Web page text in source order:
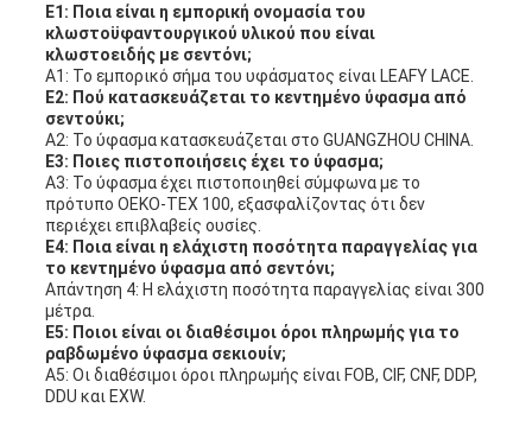
Ε1: Ποια είναι η εμπορική ονομασία του
κλωστοϋφαντουργικού υλικού που είναι
κλωστοειδής με σεντόνι;
Α1: Το εμπορικό σήμα του υφάσματος είναι LEAFY LACE.
Ε2: Πού κατασκευάζεται το κεντημένο ύφασμα από
σεντούκι;
Α2: Το ύφασμα κατασκευάζεται στο GUANGZHOU CHINA.
Ε3: Ποιες πιστοποιήσεις έχει το ύφασμα;
Α3: Το ύφασμα έχει πιστοποιηθεί σύμφωνα με το
πρότυπο OEKO-TEX 100, εξασφαλίζοντας ότι δεν
περιέχει επιβλαβείς ουσίες.
Ε4: Ποια είναι η ελάχιστη ποσότητα παραγγελίας για
το κεντημένο ύφασμα από σεντόνι;
Απάντηση 4: Η ελάχιστη ποσότητα παραγγελίας είναι 300
μέτρα.
Ε5: Ποιοι είναι οι διαθέσιμοι όροι πληρωμής για το
ραβδωμένο ύφασμα σεκιουίν;
Α5: Οι διαθέσιμοι όροι πληρωμής είναι FOB, CIF, CNF, DDP,
DDU και EXW.